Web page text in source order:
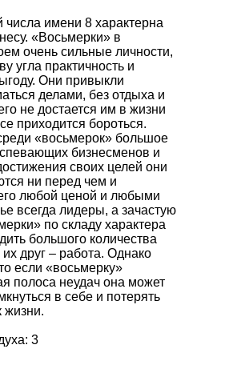
числа имени 8 характерна
«Восьмерки» в
очень сильные личности,
угла практичность и
Они привыкли
делами, без отдыха и
не достается им в жизни
приходится бороться.
«восьмерок» большое
бизнесменов и
своих целей они
ни перед чем и
любой ценой и любыми
всегда лидеры, а зачастую
по складу характера
большого количества
друг – работа. Однако
если «восьмерку»
полоса неудач она может
в себе и потерять
жизни.
3